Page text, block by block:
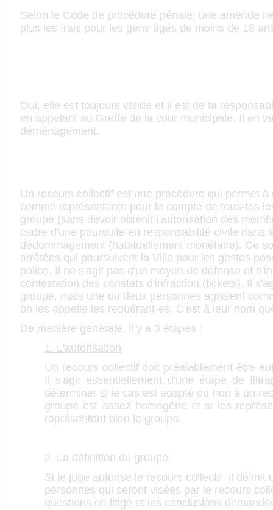
Selon le Code de procédure pénale, une amende
plus les frais pour les gens âgés de moins de 18
Oui, elle est toujours valide et il est de ta
en appelant au Greffe de la cour municipale. Il en
déménagement.
Un recours collectif est une procédure qui permet
comme représentante pour le compte de tous-tes
groupe (sans devoir obtenir l'autorisation des
cadre d'une poursuite en responsabilité civile dans
dédommagement (habituellement monétaire). Ce
arrêtées qui poursuivent la Ville pour les gestes
police. Il ne s'agit pas d'un moyen de défense et
contestation des constats d'infraction (tickets). Il
groupe, mais une ou deux personnes agissent
on les appelle les requérant-es. C'est à leur nom
De manière générale, il y a 3 étapes :
1. L'autorisation
Un recours collectif doit préalablement être
Il s'agit essentiellement d'une étape de
déterminer si le cas est adapté ou non à un
groupe est assez homogène et si les
représentent bien le groupe.
2. La définition du groupe
Si le juge autorise le recours collectif, il définit
personnes qui seront visées par le recours
questions en litige et les conclusions